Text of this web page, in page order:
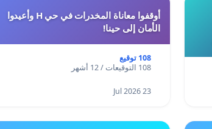
أوقفوا معاناة المخدرات في حي H وأعيدوا
الأمان إلى حينا!
108 توقيع
108 التوقيعات / 12 أشهر
23 Jul 2026